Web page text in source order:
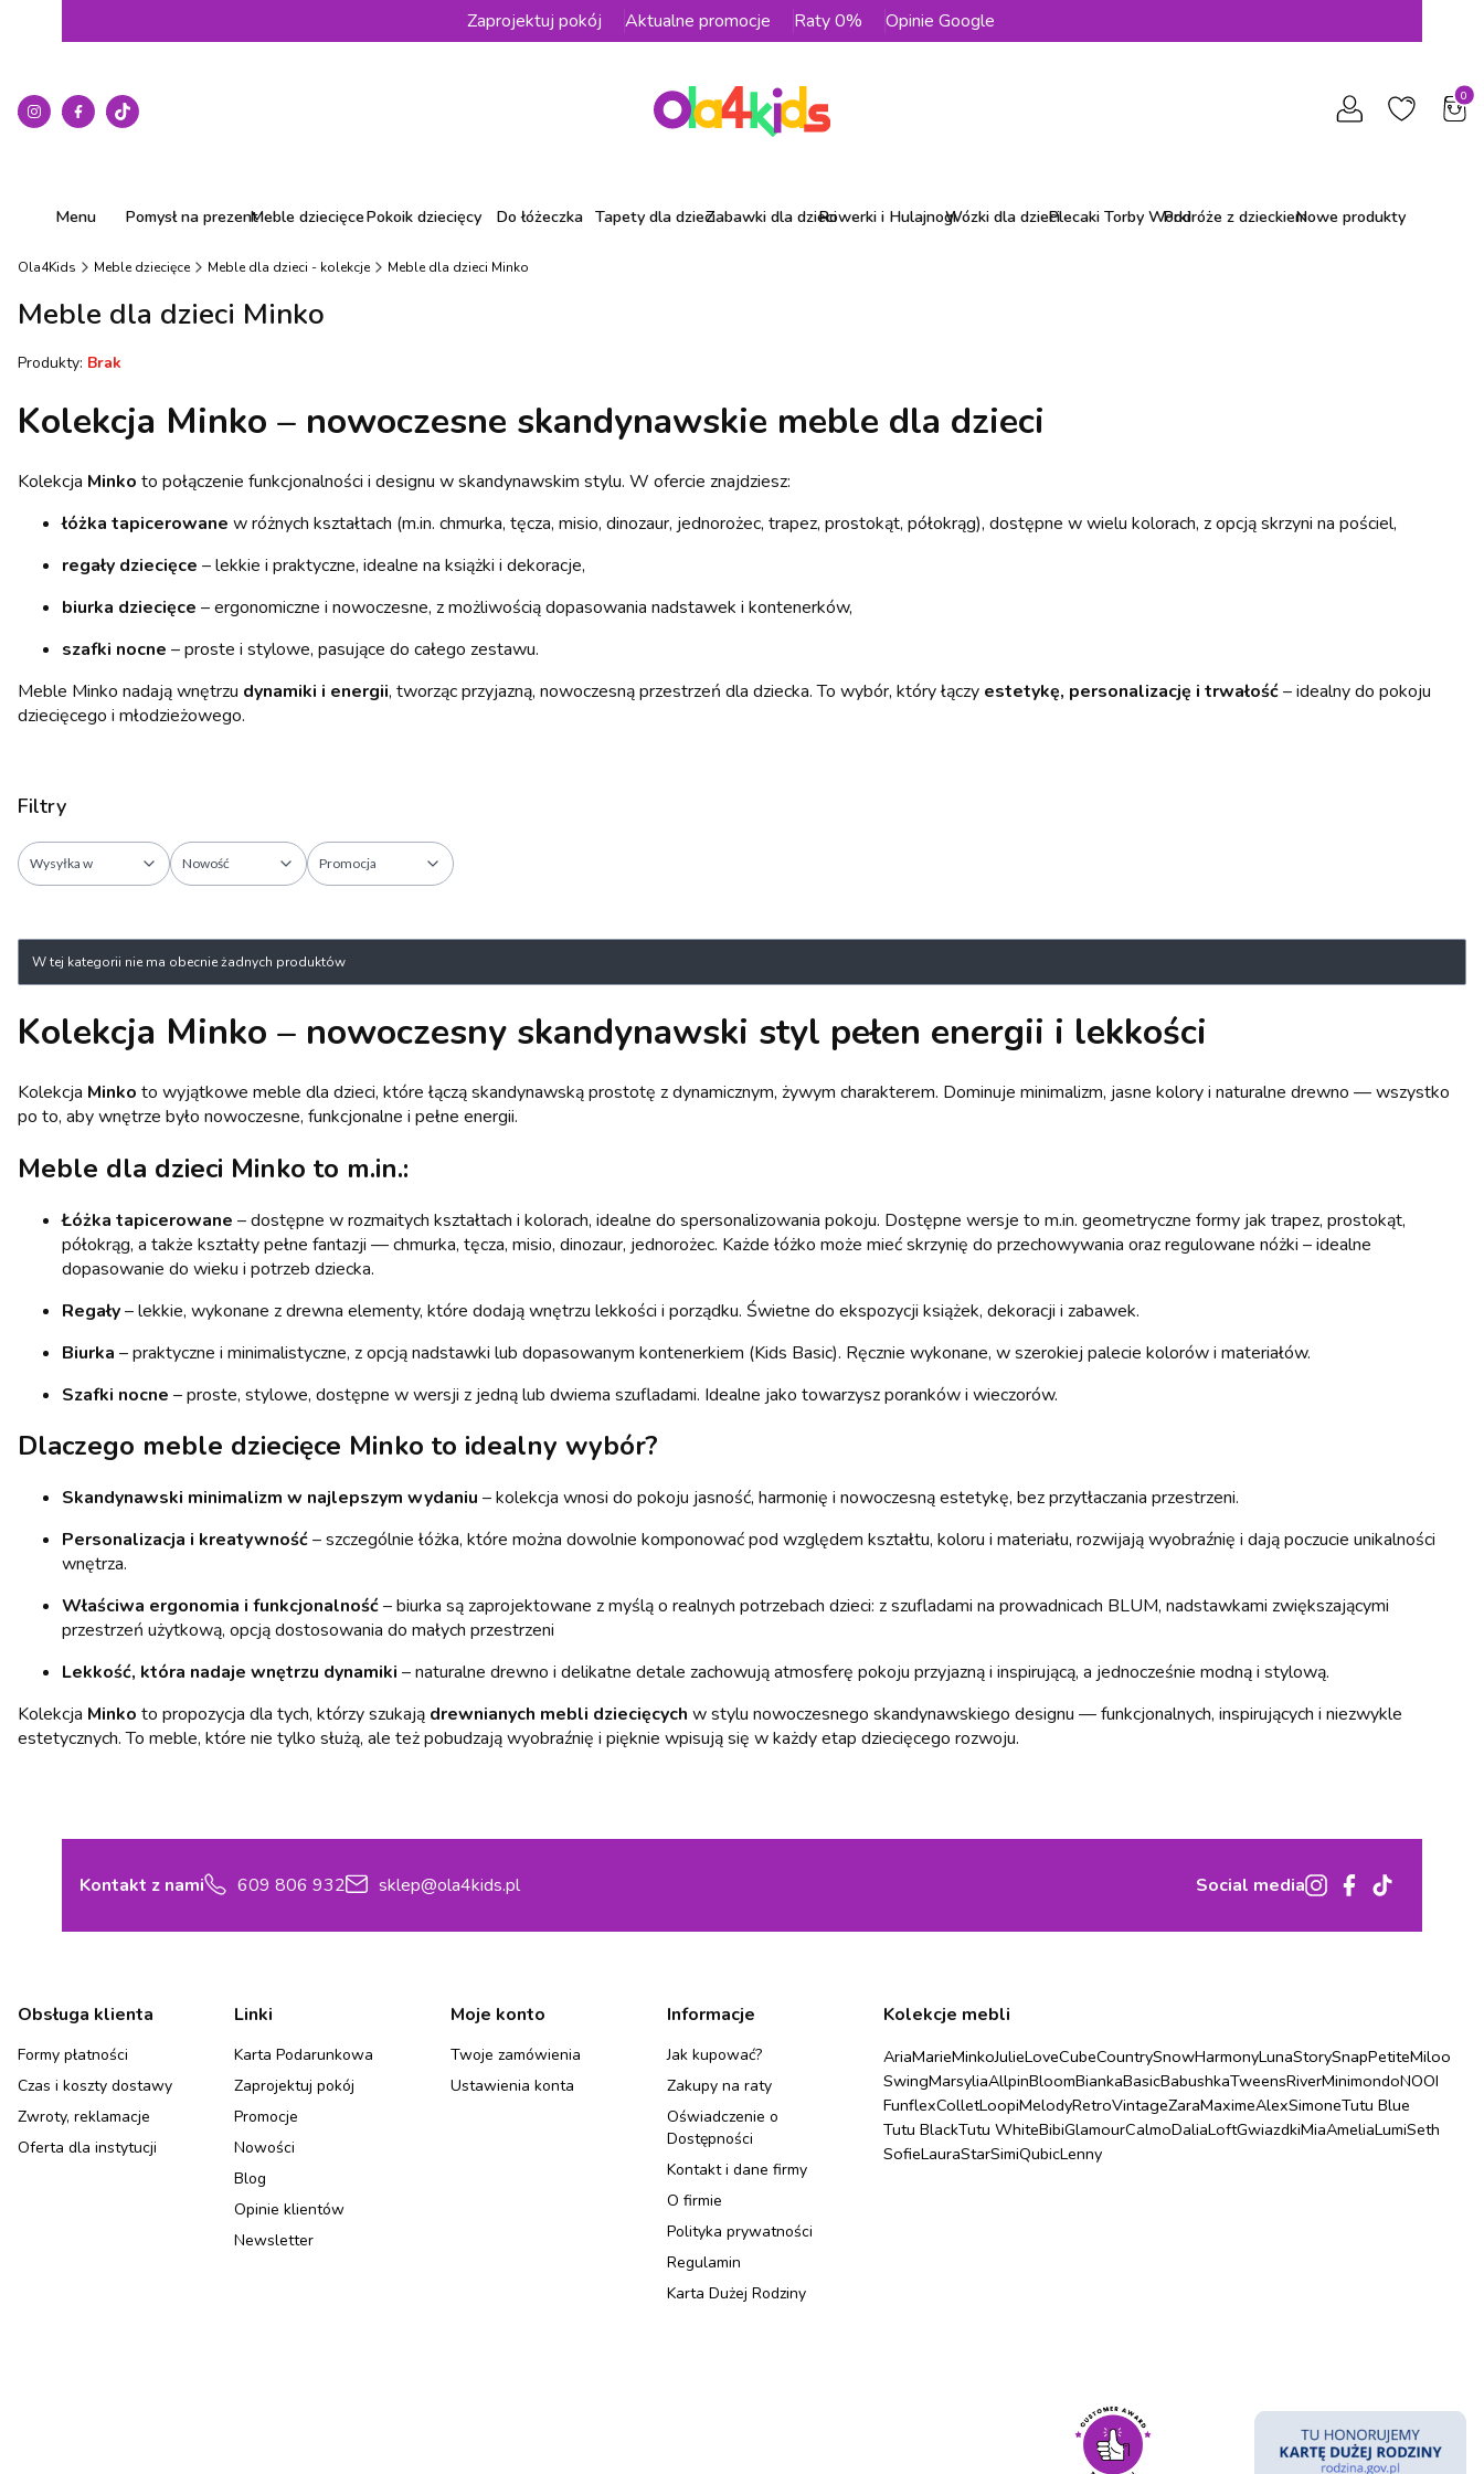
Zaprojektuj pokój Aktualne promocje Raty 0% Opinie Google
Menu Pomysł na prezentMeble dziecięcePokoik dziecięcy Do łóżeczka Tapety dla dzieciZabawki dla dzieciRowerki i HulajnogiWózki dla dzieciPlecaki Torby WorkiPodróże z dzieckiemNowe produkty
Ola4Kids Meble dziecięce Meble dla dzieci - kolekcje Meble dla dzieci Minko
Meble dla dzieci Minko
Produkty: Brak
Kolekcja Minko – nowoczesne skandynawskie meble dla dzieci
Kolekcja Minko to połączenie funkcjonalności i designu w skandynawskim stylu. W ofercie znajdziesz:
łóżka tapicerowane w różnych kształtach (m.in. chmurka, tęcza, misio, dinozaur, jednorożec, trapez, prostokąt, półokrąg), dostępne w wielu kolorach, z opcją skrzyni na pościel,
regały dziecięce – lekkie i praktyczne, idealne na książki i dekoracje,
biurka dziecięce – ergonomiczne i nowoczesne, z możliwością dopasowania nadstawek i kontenerków,
szafki nocne – proste i stylowe, pasujące do całego zestawu.
Meble Minko nadają wnętrzu dynamiki i energii, tworząc przyjazną, nowoczesną przestrzeń dla dziecka. To wybór, który łączy estetykę, personalizację i trwałość– idealny do pokoju
dziecięcego i młodzieżowego.
Filtry
Wysyłka w Nowość Promocja
Lista produktów
W tej kategorii nie ma obecnie żadnych produktów
Kolekcja Minko – nowoczesny skandynawski styl pełen energii i lekkości
Kolekcja Minko to wyjątkowe meble dla dzieci, które łączą skandynawską prostotę z dynamicznym, żywym charakterem. Dominuje minimalizm, jasne kolory i naturalne drewno — wszystko
po to, aby wnętrze było nowoczesne, funkcjonalne i pełne energii.
Meble dla dzieci Minko to m.in.:
Łóżka tapicerowane – dostępne w rozmaitych kształtach i kolorach, idealne do spersonalizowania pokoju. Dostępne wersje to m.in. geometryczne formy jak trapez, prostokąt,
półokrąg, a także kształty pełne fantazji — chmurka, tęcza, misio, dinozaur, jednorożec. Każde łóżko może mieć skrzynię do przechowywania oraz regulowane nóżki – idealne
dopasowanie do wieku i potrzeb dziecka.
Regały– lekkie, wykonane z drewna elementy, które dodają wnętrzu lekkości i porządku. Świetne do ekspozycji książek, dekoracji i zabawek.
Biurka – praktyczne i minimalistyczne, z opcją nadstawki lub dopasowanym kontenerkiem (Kids Basic). Ręcznie wykonane, w szerokiej palecie kolorów i materiałów.
Szafki nocne – proste, stylowe, dostępne w wersji z jedną lub dwiema szufladami. Idealne jako towarzysz poranków i wieczorów.
Dlaczego meble dziecięce Minko to idealny wybór?
Skandynawski minimalizm w najlepszym wydaniu – kolekcja wnosi do pokoju jasność, harmonię i nowoczesną estetykę, bez przytłaczania przestrzeni.
Personalizacja i kreatywność– szczególnie łóżka, które można dowolnie komponować pod względem kształtu, koloru i materiału, rozwijają wyobraźnię i dają poczucie unikalności
wnętrza.
Właściwa ergonomia i funkcjonalność– biurka są zaprojektowane z myślą o realnych potrzebach dzieci: z szufladami na prowadnicach BLUM, nadstawkami zwiększającymi
przestrzeń użytkową, opcją dostosowania do małych przestrzeni
Lekkość, która nadaje wnętrzu dynamiki – naturalne drewno i delikatne detale zachowują atmosferę pokoju przyjazną i inspirującą, a jednocześnie modną i stylową.
Kolekcja Minko to propozycja dla tych, którzy szukają drewnianych mebli dziecięcych w stylu nowoczesnego skandynawskiego designu — funkcjonalnych, inspirujących i niezwykle
estetycznych. To meble, które nie tylko służą, ale też pobudzają wyobraźnię i pięknie wpisują się w każdy etap dziecięcego rozwoju.
Kontakt z nami 609 806 932 sklep@ola4kids.pl Social media
Linki w stopce
Obsługa klienta
Formy płatności
Czas i koszty dostawy
Zwroty, reklamacje
Oferta dla instytucji
Linki
Karta Podarunkowa
Zaprojektuj pokój
Promocje
Nowości
Blog
Opinie klientów
Newsletter
Moje konto
Twoje zamówienia
Ustawienia konta
Informacje
Jak kupować?
Zakupy na raty
Oświadczenie o
Dostępności
Kontakt i dane firmy
O firmie
Polityka prywatności
Regulamin
Karta Dużej Rodziny
Kolekcje mebli
AriaMarieMinkoJulieLoveCubeCountrySnowHarmonyLunaStorySnapPetiteMiloo
SwingMarsyliaAllpinBloomBiankaBasicBabushkaTweensRiverMinimondoNOOI
FunflexColletLoopiMelodyRetroVintageZaraMaximeAlexSimoneTutu Blue
Tutu BlackTutu WhiteBibiGlamourCalmoDaliaLoftGwiazdkiMiaAmeliaLumiSeth
SofieLauraStarSimiQubicLenny